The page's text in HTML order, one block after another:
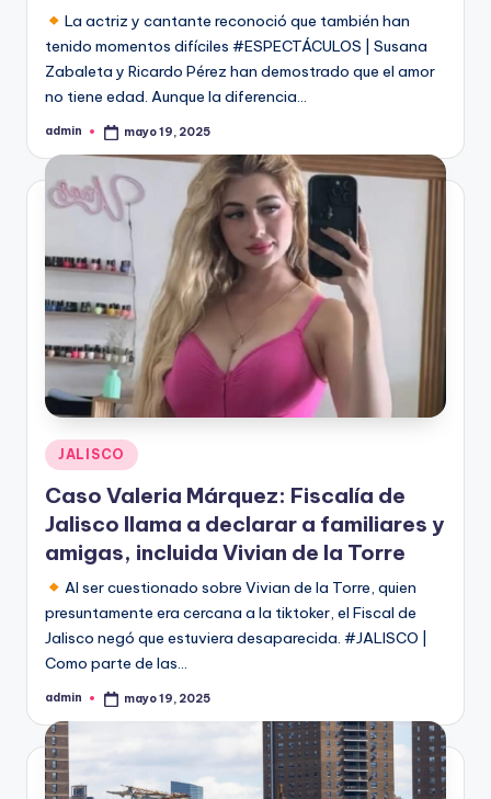
La actriz y cantante reconoció que también han
tenido momentos difíciles #ESPECTÁCULOS | Susana
Zabaleta y Ricardo Pérez han demostrado que el amor
no tiene edad. Aunque la diferencia…
Publicado
admin mayo 19, 2025
Publicado
en
JALISCO
Caso Valeria Márquez: Fiscalía de
Jalisco llama a declarar a familiares y
amigas, incluida Vivian de la Torre
Al ser cuestionado sobre Vivian de la Torre, quien
presuntamente era cercana a la tiktoker, el Fiscal de
Jalisco negó que estuviera desaparecida. #JALISCO |
Como parte de las…
Publicado
admin mayo 19, 2025